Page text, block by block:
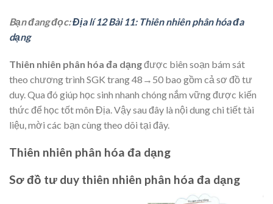
Bạn đang đọc:Địa lí 12 Bài 11: Thiên nhiên phân hóa đa
dạng
Thiên nhiên phân hóa đa dạngđược biên soạn bám sát
theo chương trình SGK trang 48→50 bao gồm cả sơ đồ tư
duy. Qua đó giúp học sinh nhanh chóng nắm vững được kiến
thức để học tốt môn Địa. Vậy sau đây là nội dung chi tiết tài
liệu, mời các bạn cùng theo dõi tại đây.
Thiên nhiên phân hóa đa dạng
Sơ đồ tư duy thiên nhiên phân hóa đa dạng